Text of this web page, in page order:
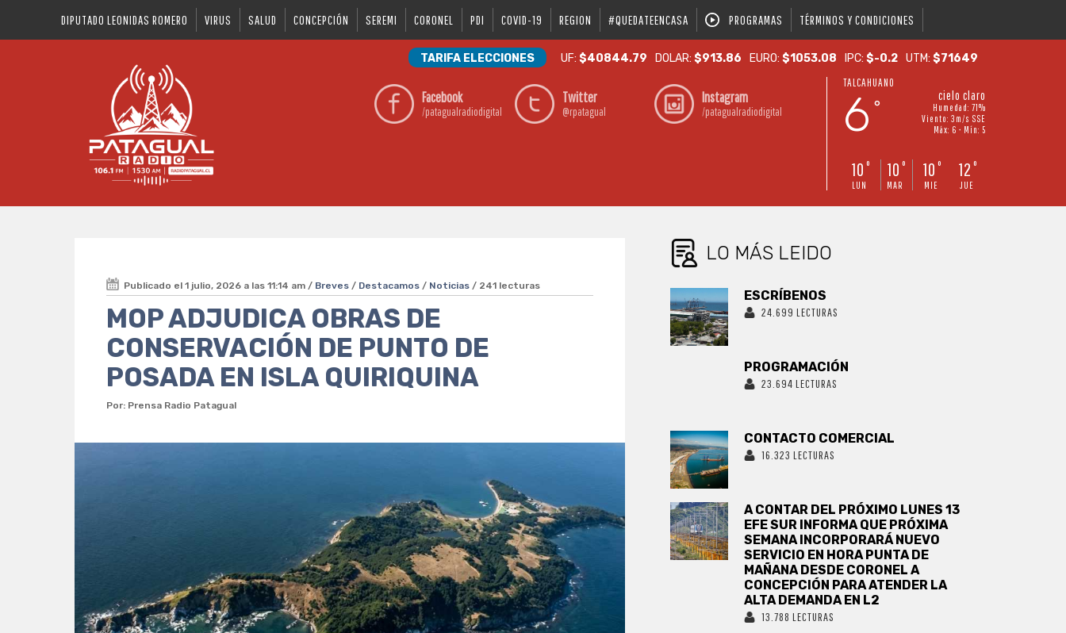
DIPUTADO LEONIDAS ROMERO VIRUS SALUD CONCEPCIÓN SEREMI CORONEL PDI COVID-19 REGION #QUEDATEENCASA PROGRAMAS TÉRMINOS Y CONDICIONES
TARIFA ELECCIONES UF:$40844.79 DOLAR:$913.86 EURO:$1053.08 IPC:$-0.2 UTM:$71649
Facebook
/patagualradiodigital
Twitter
@rpatagual
Instagram
/patagualradiodigital
TALCAHUANO
6 °
cielo claro
Humedad: 71%
Viento: 3m/s SSE
Máx: 6 • Mín: 5
10 °
LUN
10 °
MAR
10 °
MIE
12 °
JUE
Publicado el 1 julio, 2026 a las 11:14 am / Breves / Destacamos / Noticias / 241 lecturas
MOP ADJUDICA OBRAS DE
CONSERVACIÓN DE PUNTO DE
POSADA EN ISLA QUIRIQUINA
Por: Prensa Radio Patagual
LO MÁS LEIDO
ESCRÍBENOS
24.699 LECTURAS
PROGRAMACIÓN
23.694 LECTURAS
CONTACTO COMERCIAL
16.323 LECTURAS
A CONTAR DEL PRÓXIMO LUNES 13
EFE SUR INFORMA QUE PRÓXIMA
SEMANA INCORPORARÁ NUEVO
SERVICIO EN HORA PUNTA DE
MAÑANA DESDE CORONEL A
CONCEPCIÓN PARA ATENDER LA
ALTA DEMANDA EN L2
13.788 LECTURAS